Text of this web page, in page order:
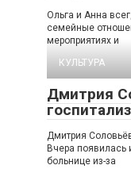
Ольга и Анна
семейные
мероприятиях и
КУЛЬТУРА
Дмитрия
Дмитрия
Вчера появилась
больнице из-за